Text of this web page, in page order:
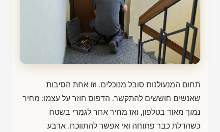
תחום המנעולנות סובל מנוכלים, וזו אחת הסיבות
שאנשים חוששים להתקשר. הדפוס חוזר על עצמו: מחיר
נמוך מאוד בטלפון, ואז מחיר אחר לגמרי בשטח
כשהדלת כבר פתוחה ואי אפשר להתווכח. ארבע